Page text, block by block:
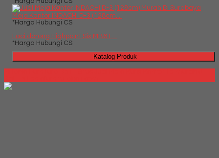
Meja Kantor INDACHI D-3 (128cm....
*Harga Hubungi CS
Laci dorong Highpoint Six MB61....
*Harga Hubungi CS
Katalog Produk